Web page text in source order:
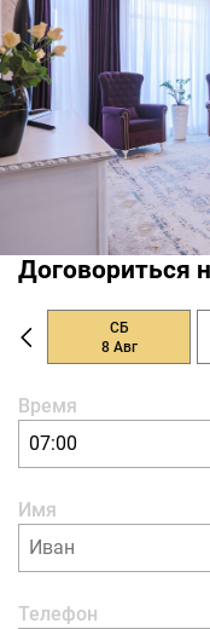
Договориться
СБ
8 Авг
Время
07:00
Имя
Телефон